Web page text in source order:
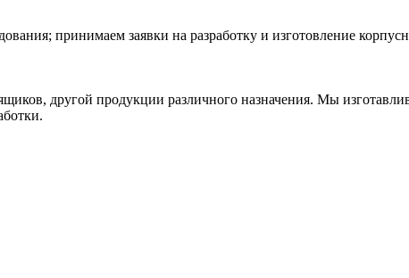
принимаем заявки на разработку и изготовление
другой продукции различного назначения. Мы